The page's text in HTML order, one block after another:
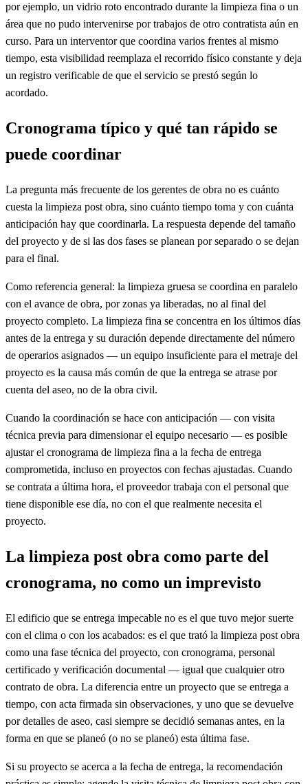
por ejemplo, un vidrio roto encontrado durante la limpieza fina o un
área que no pudo intervenirse por trabajos de otro contratista aún en
curso. Para un interventor que coordina varios frentes al mismo
tiempo, esta visibilidad reemplaza el recorrido físico constante y deja
un registro verificable de que el servicio se prestó según lo
acordado.
Cronograma típico y qué tan rápido se
puede coordinar
La pregunta más frecuente de los gerentes de obra no es cuánto
cuesta la limpieza post obra, sino cuánto tiempo toma y con cuánta
anticipación hay que coordinarla. La respuesta depende del tamaño
del proyecto y de si las dos fases se planean por separado o se dejan
para el final.
Como referencia general: la limpieza gruesa se coordina en paralelo
con el avance de obra, por zonas ya liberadas, no al final del
proyecto completo. La limpieza fina se concentra en los últimos días
antes de la entrega y su duración depende directamente del número
de operarios asignados — un equipo insuficiente para el metraje del
proyecto es la causa más común de que la entrega se atrase por
cuenta del aseo, no de la obra civil.
Cuando la coordinación se hace con anticipación — con visita
técnica previa para dimensionar el equipo necesario — es posible
ajustar el cronograma de limpieza fina a la fecha de entrega
comprometida, incluso en proyectos con fechas ajustadas. Cuando
se contrata a última hora, el proveedor trabaja con el personal que
tiene disponible ese día, no con el que realmente necesita el
proyecto.
La limpieza post obra como parte del
cronograma, no como un imprevisto
El edificio que se entrega impecable no es el que tuvo mejor suerte
con el clima o con los acabados: es el que trató la limpieza post obra
como una fase técnica del proyecto, con cronograma, personal
certificado y verificación documental — igual que cualquier otro
contrato de obra. La diferencia entre un proyecto que se entrega a
tiempo, con acta firmada sin observaciones, y uno que se devuelve
por detalles de aseo, casi siempre se decidió semanas antes, en la
forma en que se planeó (o no se planeó) esta última fase.
Si su proyecto se acerca a la fecha de entrega, la recomendación